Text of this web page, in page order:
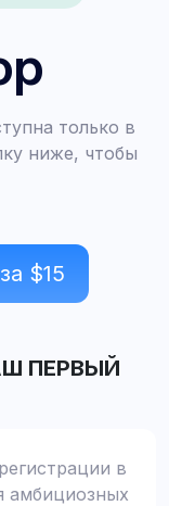
только в
ниже, чтобы
$15
ПЕРВЫЙ
в
амбициозных